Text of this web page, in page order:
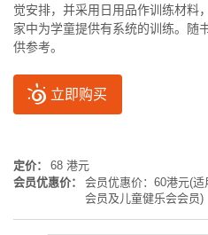
觉安排，并采用日用品作训练材料
家中为学童提供有系统的训练。随
供参考。
立即购买
定价：
68 港元
会员优惠价：
会员优惠价：60港元(
会员及儿童健乐会会员)